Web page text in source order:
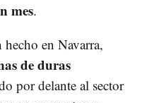
mes.
hecho en Navarra,
de duras
por delante al sector